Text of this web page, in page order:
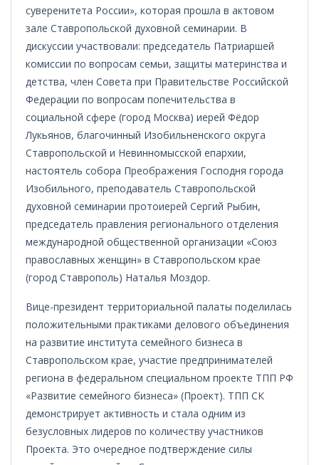
суверенитета России», которая прошла в актовом
зале Ставропольской духовной семинарии. В
дискуссии участвовали: председатель Патриаршей
комиссии по вопросам семьи, защиты материнства и
детства, член Совета при Правительстве Российской
Федерации по вопросам попечительства в
социальной сфере (город Москва) иерей Фёдор
Лукьянов, благочинный Изобильненского округа
Ставропольской и Невинномысской епархии,
настоятель собора Преображения Господня города
Изобильного, преподаватель Ставропольской
духовной семинарии протоиерей Сергий Рыбин,
председатель правления регионального отделения
международной общественной организации «Союз
православных женщин» в Ставропольском крае
(город Ставрополь) Наталья Моздор.
Вице-президент территориальной палаты поделилась
положительными практиками делового объединения
на развитие института семейного бизнеса в
Ставропольском крае, участие предпринимателей
региона в федеральном специальном проекте ТПП РФ
«Развитие семейного бизнеса» (Проект). ТПП СК
демонстрирует активность и стала одним из
безусловных лидеров по количеству участников
Проекта. Это очередное подтверждение силы